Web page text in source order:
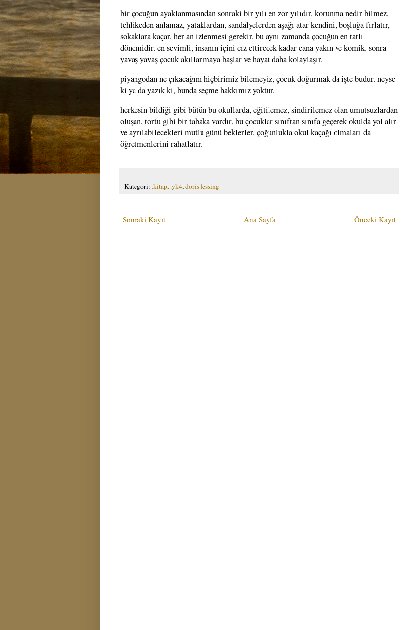
bir çocuğun ayaklanmasından sonraki bir yılı en zor yılıdır. korunma nedir bilmez,
tehlikeden anlamaz, yataklardan, sandalyelerden aşağı atar kendini, boşluğa fırlatır,
sokaklara kaçar, her an izlenmesi gerekir. bu aynı zamanda çocuğun en tatlı
dönemidir. en sevimli, insanın içini cız ettirecek kadar cana yakın ve komik. sonra
yavaş yavaş çocuk akıllanmaya başlar ve hayat daha kolaylaşır.
piyangodan ne çıkacağını hiçbirimiz bilemeyiz, çocuk doğurmak da işte budur. neyse
ki ya da yazık ki, bunda seçme hakkımız yoktur.
herkesin bildiği gibi bütün bu okullarda, eğitilemez, sindirilemez olan umutsuzlardan
oluşan, tortu gibi bir tabaka vardır. bu çocuklar sınıftan sınıfa geçerek okulda yol alır
ve ayrılabilecekleri mutlu günü beklerler. çoğunlukla okul kaçağı olmaları da
öğretmenlerini rahatlatır.
Kategori: .kitap, .yk4,doris lessing
Sonraki Kayıt Önceki Kayıt
Ana Sayfa